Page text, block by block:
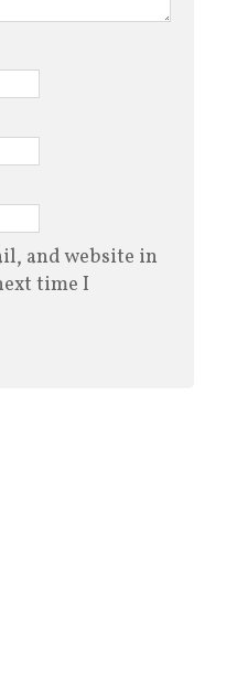
and website in
time I